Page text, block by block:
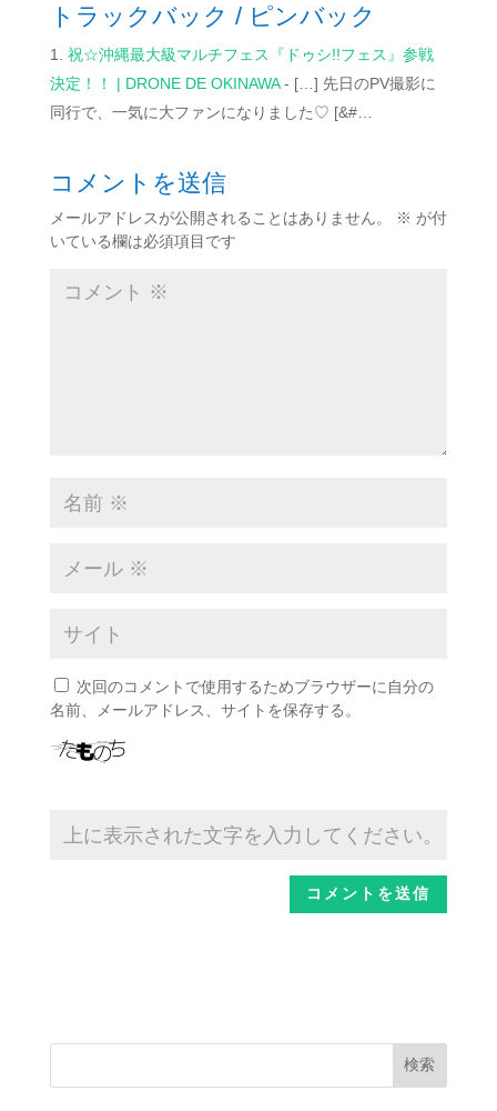
トラックバック / ピンバック
祝☆沖縄最大級マルチフェス『ドゥシ!!フェス』参戦
決定！！ | DRONE DE OKINAWA- […] 先日のPV撮影に
同行で、一気に大ファンになりました♡ [&#…
コメントを送信
メールアドレスが公開されることはありません。 ※ が付
いている欄は必須項目です
次回のコメントで使用するためブラウザーに自分の
名前、メールアドレス、サイトを保存する。